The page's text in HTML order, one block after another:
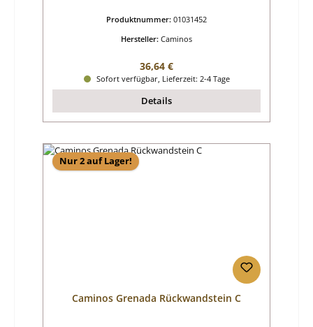
Produktnummer: 01031452
Hersteller: Caminos
Regulärer Preis:
36,64 €
Sofort verfügbar, Lieferzeit: 2-4 Tage
Details
Nur 2 auf Lager!
Caminos Grenada Rückwandstein C